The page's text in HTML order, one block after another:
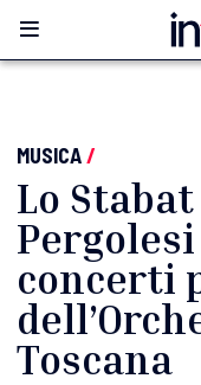
MUSICA/
Lo
concerti
Toscana